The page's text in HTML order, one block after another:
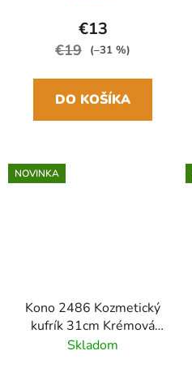
€13
€19 (–31 %)
DO KOŠÍKA
NOVINKA
Kono 2486 Kozmetický
kufrík 31cm Krémová
ABS/Polykarbonát
Skladom